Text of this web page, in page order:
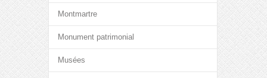
Montmartre
Monument patrimonial
Musées